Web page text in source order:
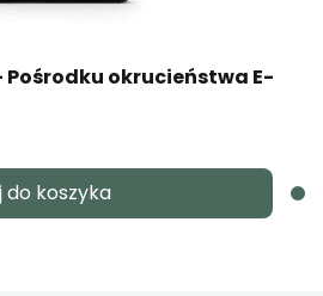
okrucieństwa E-
do koszyka